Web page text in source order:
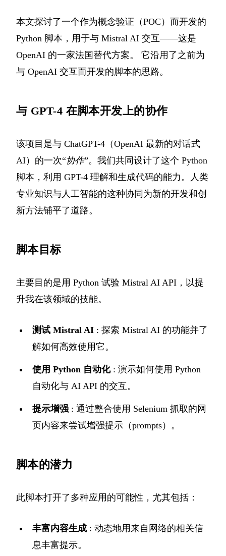
本文探讨了一个作为概念验证（POC）而开发的
Python 脚本，用于与 Mistral AI 交互——这是
OpenAI 的一家法国替代方案。 它沿用了之前为
与 OpenAI 交互而开发的脚本的思路。
与 GPT-4 在脚本开发上的协作
该项目是与 ChatGPT-4（OpenAI 最新的对话式
AI）的一次“协作”。我们共同设计了这个 Python
脚本，利用 GPT-4 理解和生成代码的能力。人类
专业知识与人工智能的这种协同为新的开发和创
新方法铺平了道路。
脚本目标
主要目的是用 Python 试验 Mistral AI API，以提
升我在该领域的技能。
测试 Mistral AI : 探索 Mistral AI 的功能并了
解如何高效使用它。
使用 Python 自动化: 演示如何使用 Python
自动化与 AI API 的交互。
提示增强 : 通过整合使用 Selenium 抓取的网
页内容来尝试增强提示（prompts）。
脚本的潜力
此脚本打开了多种应用的可能性，尤其包括：
丰富内容生成 : 动态地用来自网络的相关信
息丰富提示。